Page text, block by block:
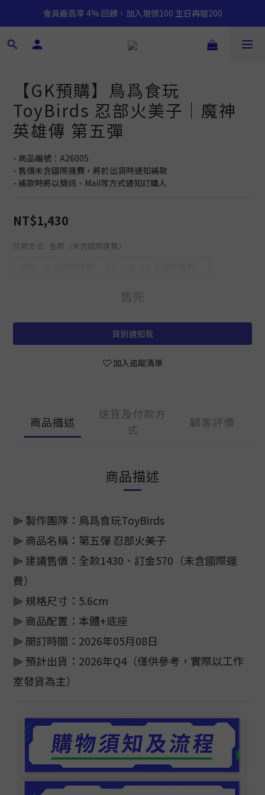
會員最高享 4% 回饋，加入現領100 生日再贈200
【GK預購】鳥爲食玩
ToyBirds 忍部火美子｜魔神
英雄傳 第五彈
- 商品編號：A26005
- 售價未含國際運費，將於出貨時通知補款
- 補款時將以簡訊、Mail等方式通知訂購人
NT$1,430
付款方式 : 全款（未含國際運費）
售完
貨到通知我
加入追蹤清單
商品描述
送貨及付款方
式
顧客評價
商品描述
⫸ 製作團隊：鳥爲食玩ToyBirds
⫸ 商品名稱：第五彈 忍部火美子
⫸ 建議售價：全款1430、訂金570（未含國際運
費）
⫸ 規格尺寸：5.6cm
⫸ 商品配置：本體+底座
⫸ 開訂時間：2026年05月08日
⫸ 預計出貨：2026年Q4（僅供參考，實際以工作
室發貨為主）